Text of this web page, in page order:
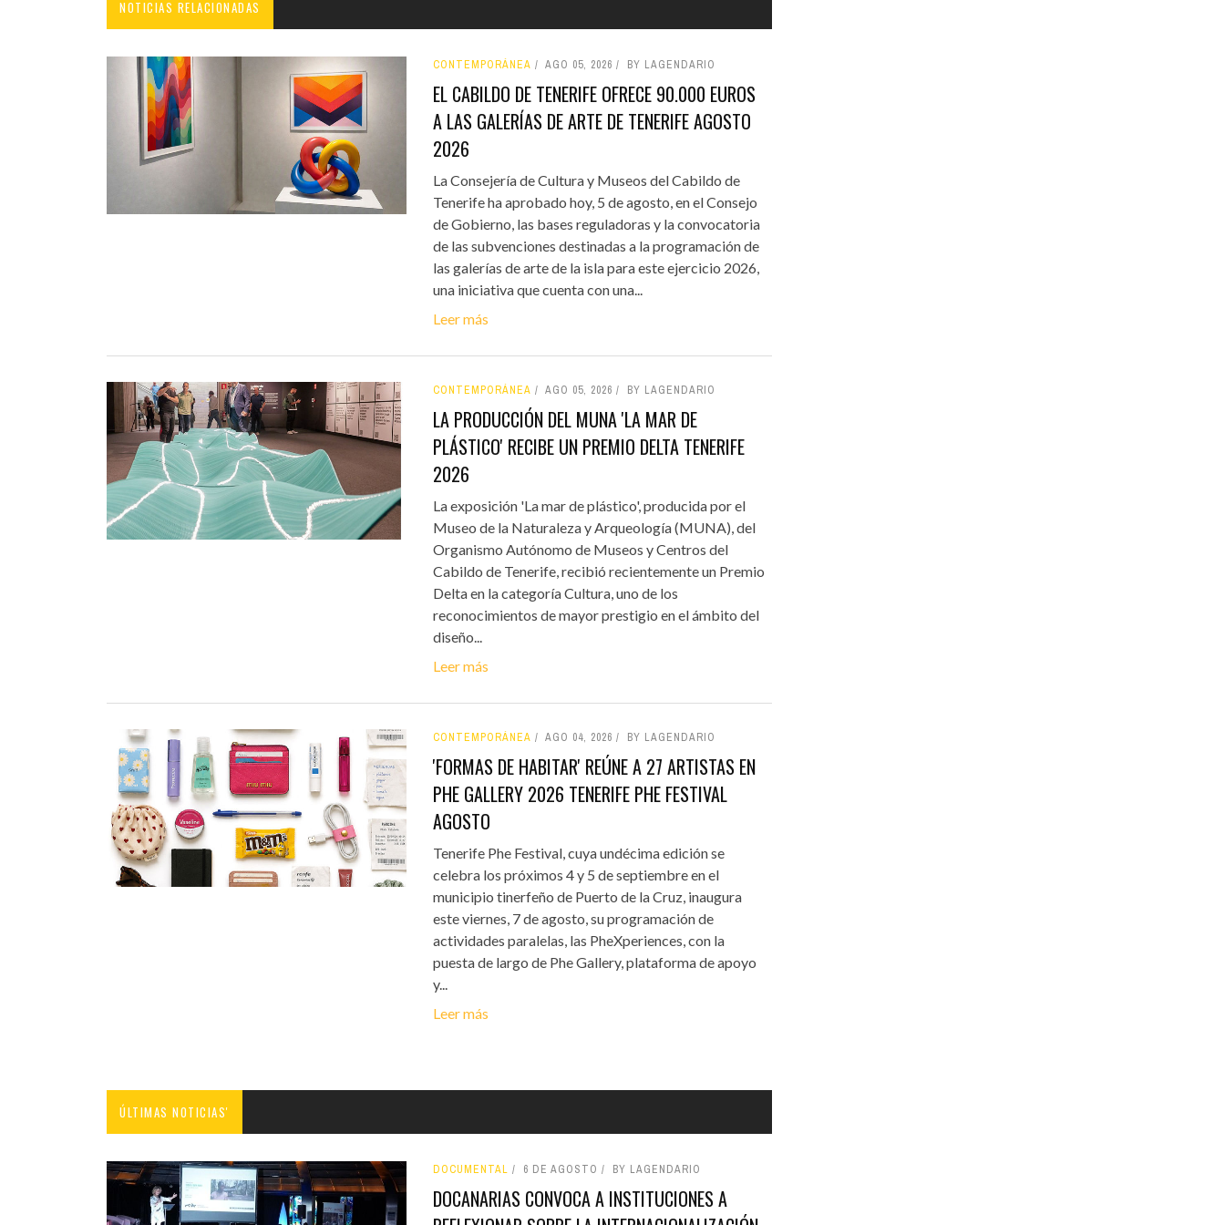
NOTICIAS RELACIONADAS
CONTEMPORÁNEA AGO 05, 2026 BY LAGENDARIO
EL CABILDO DE TENERIFE OFRECE 90.000 EUROS
A LAS GALERÍAS DE ARTE DE TENERIFE AGOSTO
2026
La Consejería de Cultura y Museos del Cabildo de
Tenerife ha aprobado hoy, 5 de agosto, en el Consejo
de Gobierno, las bases reguladoras y la convocatoria
de las subvenciones destinadas a la programación de
las galerías de arte de la isla para este ejercicio 2026,
una iniciativa que cuenta con una...
Leer más
CONTEMPORÁNEA AGO 05, 2026 BY LAGENDARIO
LA PRODUCCIÓN DEL MUNA 'LA MAR DE
PLÁSTICO' RECIBE UN PREMIO DELTA TENERIFE
2026
La exposición 'La mar de plástico', producida por el
Museo de la Naturaleza y Arqueología (MUNA), del
Organismo Autónomo de Museos y Centros del
Cabildo de Tenerife, recibió recientemente un Premio
Delta en la categoría Cultura, uno de los
reconocimientos de mayor prestigio en el ámbito del
diseño...
Leer más
CONTEMPORÁNEA AGO 04, 2026 BY LAGENDARIO
'FORMAS DE HABITAR' REÚNE A 27 ARTISTAS EN
PHE GALLERY 2026 TENERIFE PHE FESTIVAL
AGOSTO
Tenerife Phe Festival, cuya undécima edición se
celebra los próximos 4 y 5 de septiembre en el
municipio tinerfeño de Puerto de la Cruz, inaugura
este viernes, 7 de agosto, su programación de
actividades paralelas, las PheXperiences, con la
puesta de largo de Phe Gallery, plataforma de apoyo
y...
Leer más
ÚLTIMAS NOTICIAS'
DOCUMENTAL 6 DE AGOSTO BY LAGENDARIO
DOCANARIAS CONVOCA A INSTITUCIONES A